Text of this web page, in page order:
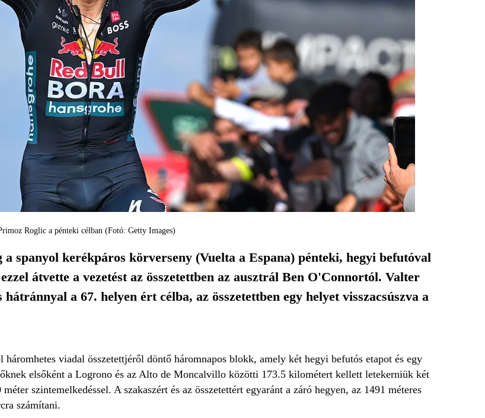
Roglic a pénteki célban (Fotó: Getty Images)
spanyol kerékpáros körverseny (Vuelta a Espana) pénteki, hegyi befutóval
átvette a vezetést az összetettben az ausztrál Ben O'Connortól. Valter
a 67. helyen ért célba, az összetettben egy helyet visszacsúszva a
háromhetes viadal összetettjéről döntő háromnapos blokk, amely két hegyi befutós etapot és egy
elsőként a Logrono és az Alto de Moncalvillo közötti 173.5 kilométert kellett letekerniük két
szintemelkedéssel. A szakaszért és az összetettért egyaránt a záró hegyen, az 1491 méteres
számítani.